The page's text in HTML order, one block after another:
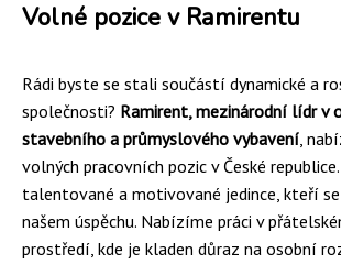
Volné pozice v Ramirentu
Rádi byste se stali součástí dynamické a
společnosti? Ramirent, mezinárodní lídr v
stavebního a průmyslového vybavení,
volných pracovních pozic v České
talentované a motivované jedince, kteří
našem úspěchu. Nabízíme práci v
prostředí, kde je kladen důraz na osobní